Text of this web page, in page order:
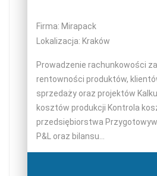
Firma: Mirapack
Lokalizacja: Kraków
Prowadzenie rachunkowości
rentowności produktów,
sprzedaży oraz projektów
kosztów produkcji Kontrola
przedsiębiorstwa
P&L oraz bilansu...